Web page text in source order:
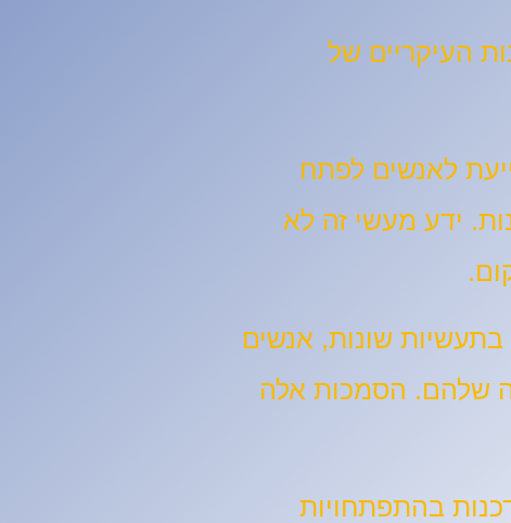
העיקריים של
לאנשים לפתח
ידע מעשי זה לא
שונות, אנשים
שלהם. הסמכות אלה
בהתפתחויות